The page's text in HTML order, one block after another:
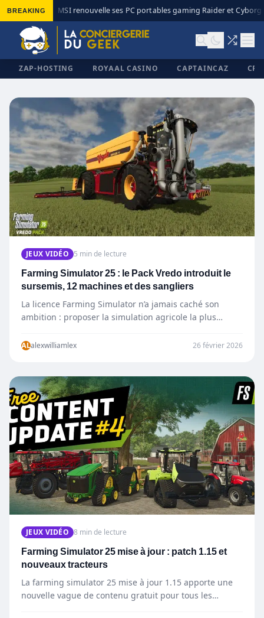
BREAKING◆ MSI renouvelle ses PC portables gaming Raider et Cyborg
ZAP-HOSTING ROYAAL CASINO CAPTAINCAZ
✕
JEUX VIDÉO 5 min de lecture
Farming Simulator 25 : le Pack Vredo introduit le
sursemis, 12 machines et des sangliers
La licence Farming Simulator n’a jamais caché son
ambition : proposer la simulation agricole la plus
ALalexwilliamlex 26 février 2026
JEUX VIDÉO 8 min de lecture
Farming Simulator 25 mise à jour : patch 1.15 et
nouveaux tracteurs
La farming simulator 25 mise à jour 1.15 apporte une
nouvelle vague de contenu gratuit pour tous les…